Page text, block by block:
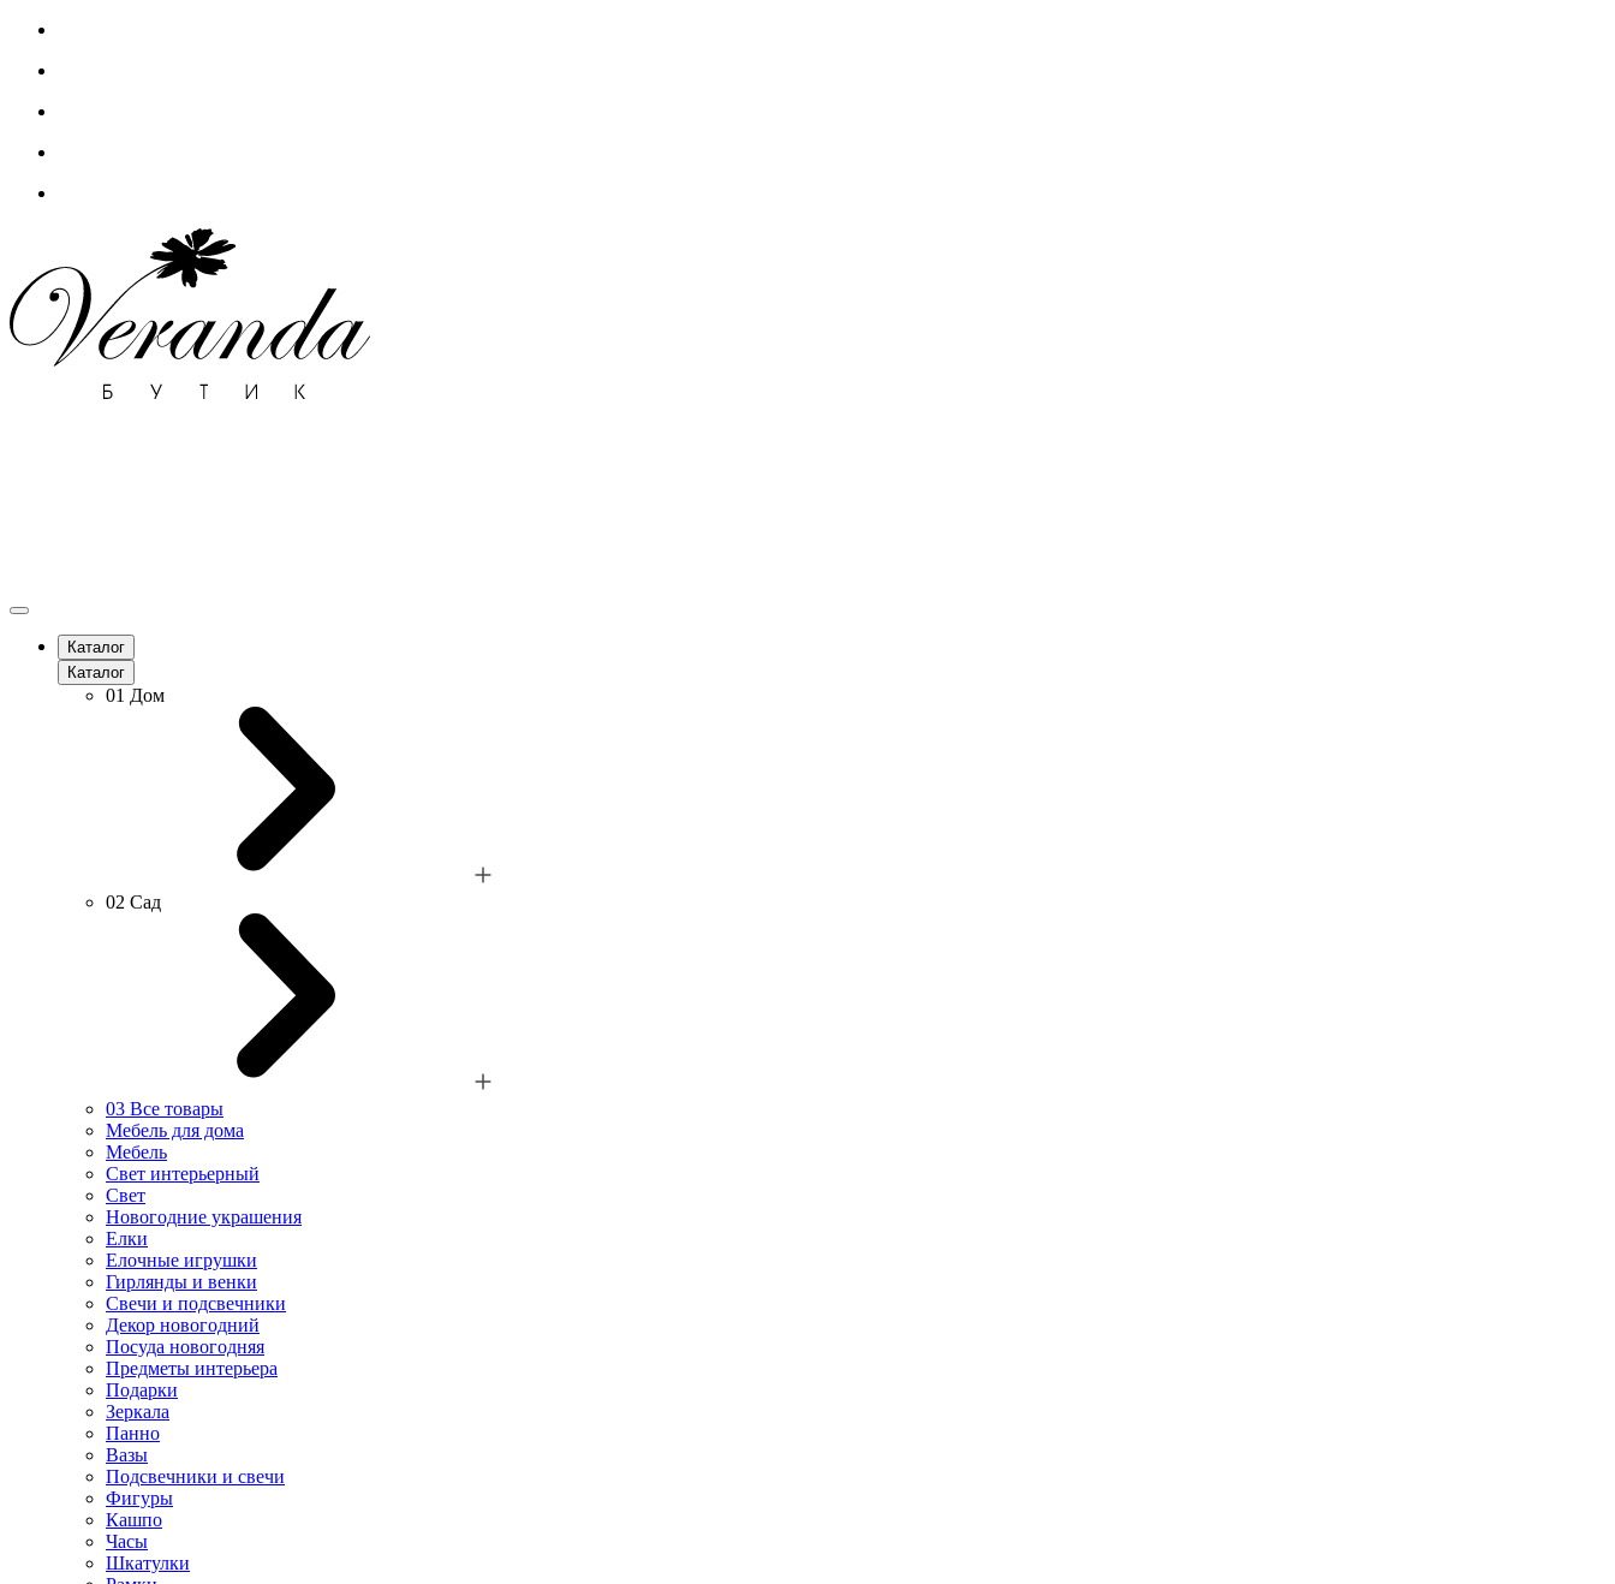
Каталог
Каталог
01 Дом
02 Сад
03 Все товары
Мебель для дома
Мебель
Свет интерьерный
Свет
Новогодние украшения
Елки
Елочные игрушки
Гирлянды и венки
Свечи и подсвечники
Декор новогодний
Посуда новогодняя
Предметы интерьера
Подарки
Зеркала
Панно
Вазы
Подсвечники и свечи
Фигуры
Кашпо
Часы
Шкатулки